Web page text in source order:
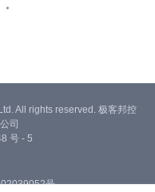
All rights reserved. 极客邦控
司
号 - 5
号